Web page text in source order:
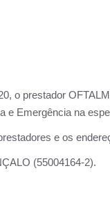
o prestador
e Emergência na
e os
SÃO